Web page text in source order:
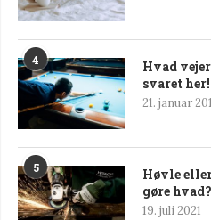
4
Hvad
svaret her!
21. januar
5
Høvle
gøre hvad?
19. juli 2021